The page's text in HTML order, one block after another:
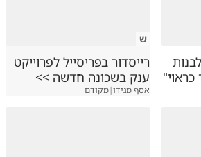
ש
רייסדור בפריסייל לפרוייקט
ענק בשכונה חדשה >>
אסף מגידו|מקודם